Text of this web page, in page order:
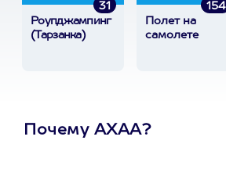
31
Роупджампинг
(Тарзанка)
154
Полет на
самолете
Почему АХАА?